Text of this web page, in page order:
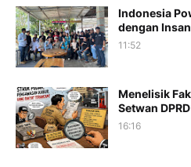
Indonesia
dengan
11:52
Menelisik
Setwan
16:16